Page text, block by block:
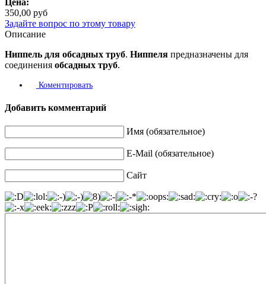
350,00 руб
Задайте вопрос по этому товару
Описание
Ниппель для обсадных труб. Ниппеля предназначены для
соединения обсадных труб.
Коментировать
Добавить комментарий
Имя (обязательное)
E-Mail (обязательное)
Сайт